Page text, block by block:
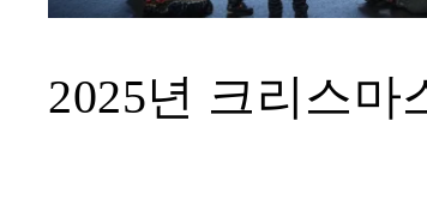
2025년 크리스마